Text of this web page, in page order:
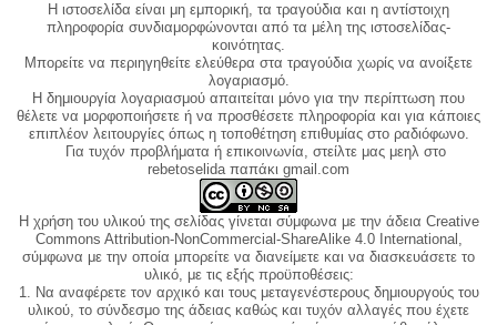
Η ιστοσελίδα είναι μη εμπορική, τα τραγούδια και η αντίστοιχη
πληροφορία συνδιαμορφώνονται από τα μέλη της ιστοσελίδας-
κοινότητας.
Μπορείτε να περιηγηθείτε ελεύθερα στα τραγούδια χωρίς να ανοίξετε
λογαριασμό.
Η δημιουργία λογαριασμού απαιτείται μόνο για την περίπτωση που
θέλετε να μορφοποιήσετε ή να προσθέσετε πληροφορία και για κάποιες
επιπλέον λειτουργίες όπως η τοποθέτηση επιθυμίας στο ραδιόφωνο.
Για τυχόν προβλήματα ή επικοινωνία, στείλτε μας μεηλ στο
rebetoselida παπάκι gmail.com
Η χρήση του υλικού της σελίδας γίνεται σύμφωνα με την άδεια Creative
Commons Attribution-NonCommercial-ShareAlike 4.0 International,
σύμφωνα με την οποία μπορείτε να διανείμετε και να διασκευάσετε το
υλικό, με τις εξής προϋποθέσεις:
1. Να αναφέρετε τον αρχικό και τους μεταγενέστερους δημιουργούς του
υλικού, το σύνδεσμο της άδειας καθώς και τυχόν αλλαγές που έχετε